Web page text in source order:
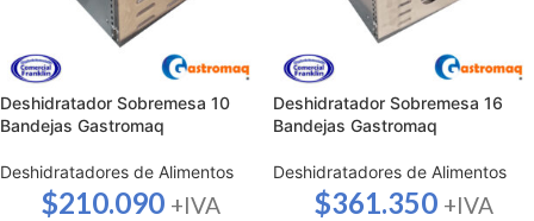
Deshidratador Sobremesa 10
Bandejas Gastromaq
Deshidratadores de Alimentos
$210.090 +IVA
Deshidratador Sobremesa 16
Bandejas Gastromaq
Deshidratadores de Alimentos
$361.350 +IVA